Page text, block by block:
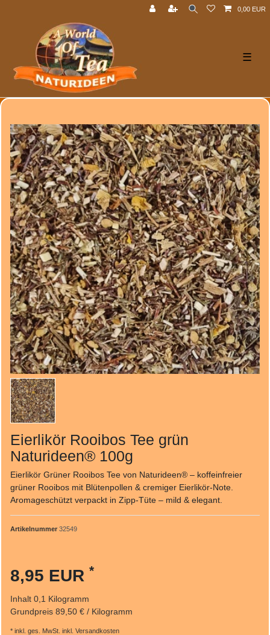
0,00 EUR
☰
Eierlikör Rooibos Tee grün
Naturideen® 100g
Eierlikör Grüner Rooibos Tee von Naturideen® – koffeinfreier
grüner Rooibos mit Blütenpollen & cremiger Eierlikör-Note.
Aromageschützt verpackt in Zipp-Tüte – mild & elegant.
Artikelnummer 32549
8,95 EUR *
Inhalt 0,1 Kilogramm
Grundpreis 89,50 € / Kilogramm
* inkl. ges. MwSt. inkl. Versandkosten